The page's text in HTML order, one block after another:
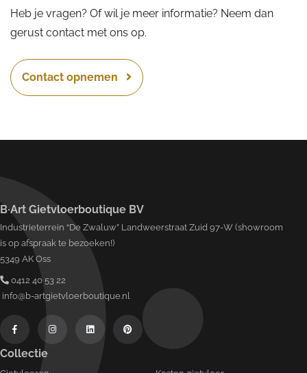
Heb je vragen? Of wil je meer informatie? Neem dan
gerust contact met ons op.
Contact opnemen
B·Art Gietvloerboutique BV
Industrieterrein “De Zwaluw” Landweerstraat Zuid 97-W (showroom
is op afspraak te bezoeken!)
5349 AK Oss
0412 40 53 22
info@b-artgietvloerboutique.nl
Collectie